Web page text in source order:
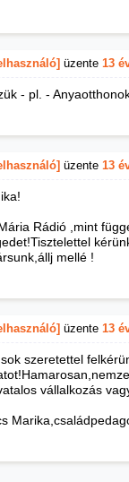
üzente 13
- pl. -
üzente 13
Rádió ,mint
mellé !
üzente 13
szeretettel
vállalkozás